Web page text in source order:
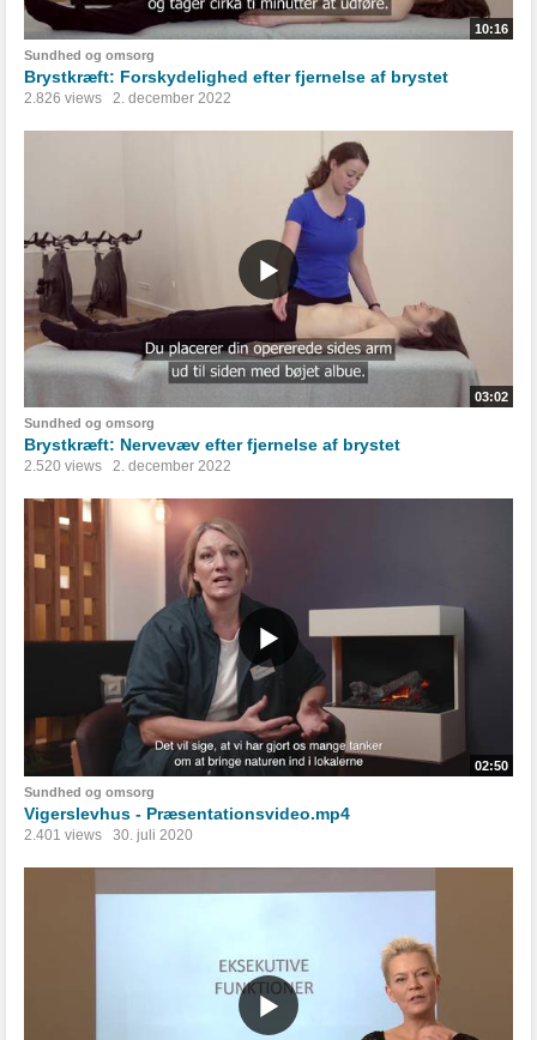
10:16
Sundhed og omsorg
Brystkræft: Forskydelighed efter fjernelse af brystet
2.826 views 2. december 2022
03:02
Sundhed og omsorg
Brystkræft: Nervevæv efter fjernelse af brystet
2.520 views 2. december 2022
02:50
Sundhed og omsorg
Vigerslevhus - Præsentationsvideo.mp4
2.401 views 30. juli 2020